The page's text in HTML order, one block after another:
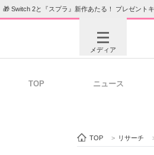
🎁 Switch 2と『スプラ』新作あたる！ プレゼント
メディア
TOP ニュース
TOP > リサーチ